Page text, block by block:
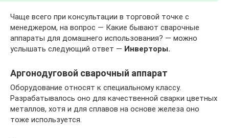
Чаще всего при консультации в торговой точке с
менеджером, на вопрос — Какие бывают сварочные
аппараты для домашнего использования? — можно
услышать следующий ответ — Инверторы.
Аргонодуговой сварочный аппарат
Оборудование относят к специальному классу.
Разрабатывалось оно для качественной сварки цветных
металлов, хотя и для сплавов на основе железа оно
тоже используется.